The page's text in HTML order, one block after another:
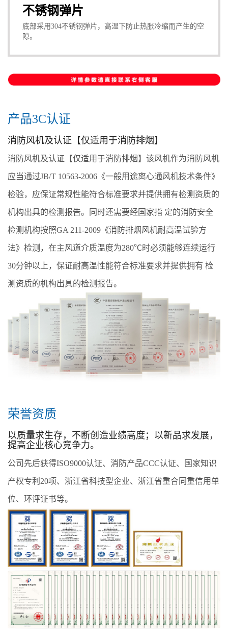
不锈钢弹片
底部采用304不锈钢弹片，高温下防止热胀冷缩而产生的空
隙。
产品3C认证
消防风机及认证【仅适用于消防排烟】
消防风机及认证【仅适用于消防排烟】该风机作为消防风机
应当通过JB/T 10563-2006《一般用途离心通风机技术条件》
检验，应保证常规性能符合标准要求并提供拥有检测资质的
机构出具的检测报告。同时还需要经国家指 定的消防安全
检测机构按照GA 211-2009《消防排烟风机耐高温试验方
法》检测，在主风道介质温度为280℃时必须能够连续运行
30分钟以上，保证耐高温性能符合标准要求并提供拥有 检
测资质的机构出具的检测报告。
荣誉资质
以质量求生存，不断创造业绩高度；以新品求发展，
提高企业核心竞争力。
公司先后获得ISO9000认证、消防产品CCC认证、国家知识
产权专利20项、浙江省科技型企业、浙江省重合同重信用单
位、环评证书等。